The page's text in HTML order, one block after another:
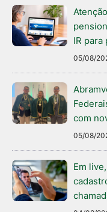
IR
05/08/
com
05/08/
Em